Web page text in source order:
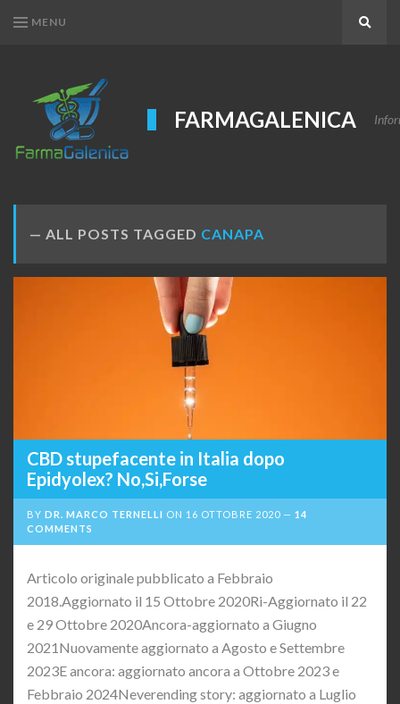
MENU
FARMAGALENICA
ALL POSTS TAGGED CANAPA
CBD stupefacente in Italia dopo
Epidyolex? No,Si,Forse
BY DR. MARCO TERNELLI ON 16 OTTOBRE 2020
14
COMMENTS
Articolo originale pubblicato a Febbraio
2018.Aggiornato il 15 Ottobre 2020Ri-Aggiornato il 22
e 29 Ottobre 2020Ancora-aggiornato a Giugno
2021Nuovamente aggiornato a Agosto e Settembre
2023E ancora: aggiornato ancora a Ottobre 2023 e
Febbraio 2024Neverending story: aggiornato a Luglio